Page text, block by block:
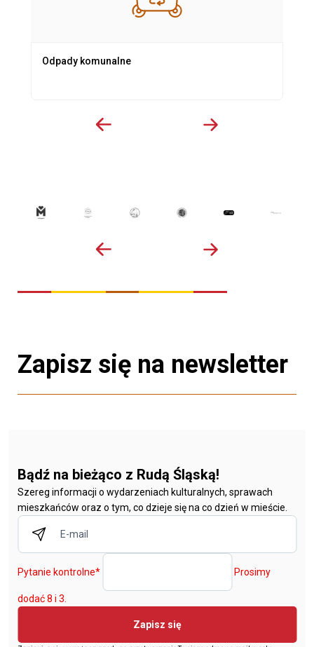
Odpady komunalne
Zapisz się na newsletter
Bądź na bieżąco z Rudą Śląską!
Szereg informacji o wydarzeniach kulturalnych, sprawach
mieszkańców oraz o tym, co dzieje się na co dzień w mieście.
Pytanie kontrolne* Prosimy
dodać 8 i 3.
Zapisz się